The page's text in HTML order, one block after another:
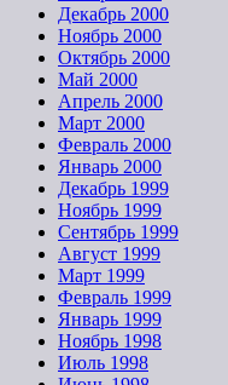
Декабрь 2000
Ноябрь 2000
Октябрь 2000
Май 2000
Апрель 2000
Март 2000
Февраль 2000
Январь 2000
Декабрь 1999
Ноябрь 1999
Сентябрь 1999
Август 1999
Март 1999
Февраль 1999
Январь 1999
Ноябрь 1998
Июль 1998